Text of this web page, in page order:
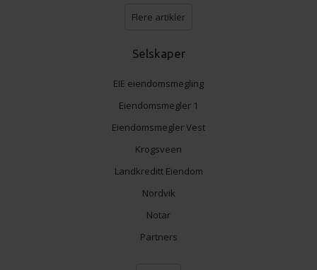
Flere artikler
Selskaper
EIE eiendomsmegling
Eiendomsmegler 1
Eiendomsmegler Vest
Krogsveen
Landkreditt Eiendom
Nordvik
Notar
Partners